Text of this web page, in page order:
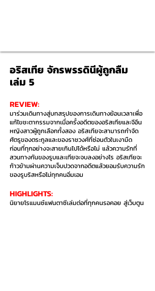
อริสเทีย จักรพรรดินีผู้ถูกลืม
เล่ม 5
REVIEW:
มาร่วมเดินทางสู่บทสรุปของการเดินทางย้อนเวลาเพื่อ
แก้ไขชะตากรรมจากเมื่อครั้งอดีตของอริสเทียและจีอึน
หญิงสาวผู้ถูกเลือกทั้งสอง อริสเทียจะสามารถกำจัด
ศัตรูของตระกูลและของราชวงศ์ที่ซ่อนตัวในเงามืด
ก่อนที่ทุกอย่างจะสายเกินไปได้หรือไม่ แล้วความรักที่
สวนทางกันของรูบและเทียจะจบลงอย่างไร อริสเทียจะ
ก้าวข้ามผ่านความเจ็บปวดจากอดีตแล้วยอมรับความรัก
ของรูบริสหรือไม่ทุกคนอิ่มเอม
HIGHLIGHTS:​
นิยายโรแมนซ์แฟนตาซีเล่มต่อที่ทุกคนรอคอย สู่เว็บตูน